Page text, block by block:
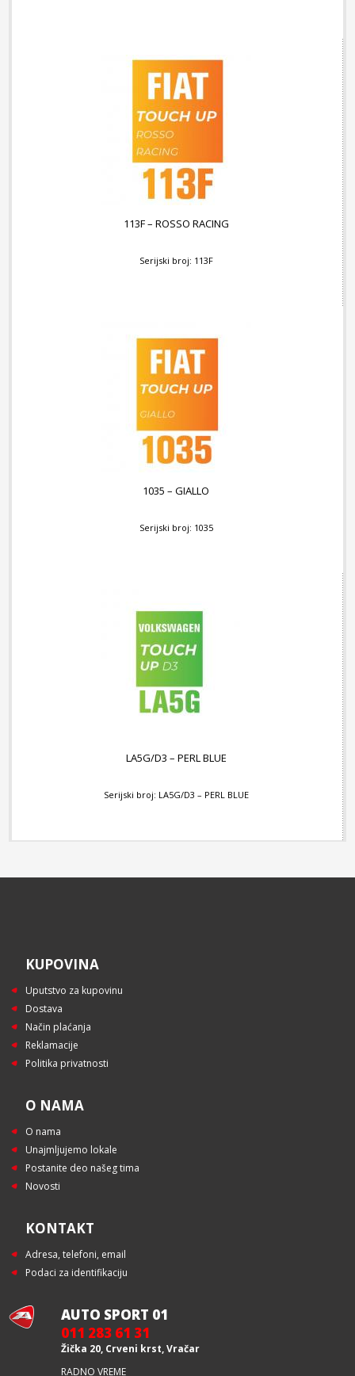
113F – ROSSO RACING
Serijski broj: 113F
1035 – GIALLO
Serijski broj: 1035
LA5G/D3 – PERL BLUE
Serijski broj: LA5G/D3 – PERL BLUE
KUPOVINA
Uputstvo za kupovinu
Dostava
Način plaćanja
Reklamacije
Politika privatnosti
O NAMA
O nama
Unajmljujemo lokale
Postanite deo našeg tima
Novosti
KONTAKT
Adresa, telefoni, email
Podaci za identifikaciju
AUTO SPORT 01
011 283 61 31
Žička 20, Crveni krst, Vračar
RADNO VREME